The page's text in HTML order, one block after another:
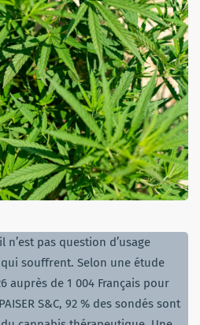
pas question d’usage
souffrent. Selon une étude
auprès de 1 004 Français pour
S&C, 92 % des sondés sont